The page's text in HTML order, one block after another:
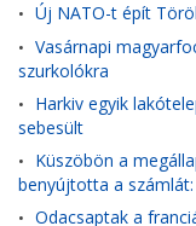
• Új NATO-t épít
• Vasárnapi
szurkolókra
• Harkiv egyik
sebesült
• Küszöbön a
benyújtotta a
• Odacsaptak a